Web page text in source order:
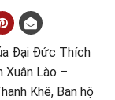
Đại Đức Thích
Xuân Lào –
Khê, Ban hộ